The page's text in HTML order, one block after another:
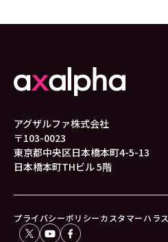
アグザルファ株式会社
〒103-0023
東京都中央区日本橋本町4-5-13
日本橋本町THビル 5階
プライバシーポリシーカスタマーハラ